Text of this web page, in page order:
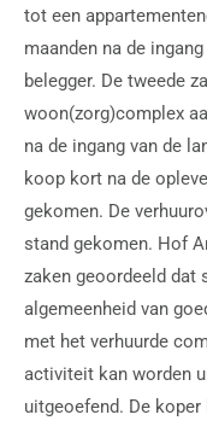
tot een
maanden na de
belegger. De tweede
woon(zorg)complex
na de ingang van de
koop kort na de
gekomen. De
stand gekomen. Hof
zaken geoordeeld dat
algemeenheid van
met het verhuurde
activiteit kan worden
uitgeoefend. De